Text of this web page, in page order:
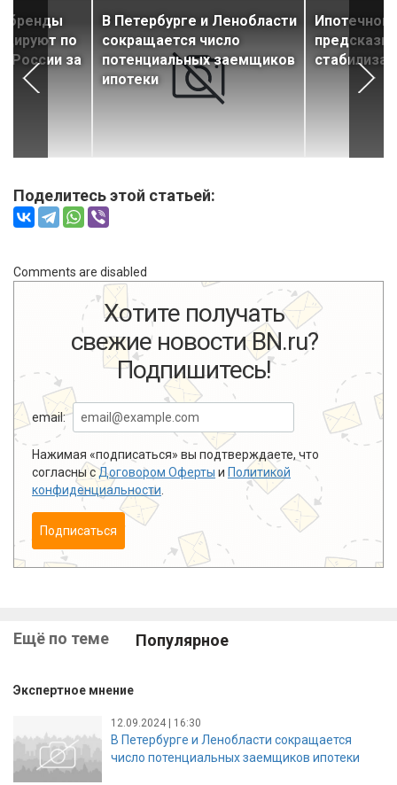
бренды
по
России за
В Петербурге и Ленобласти
сокращается число
потенциальных заемщиков
ипотеки
Поделитесь этой статьей:
Comments are disabled
Хотите получать
свежие новости BN.ru?
Подпишитесь!
email:
Нажимая «подписаться» вы подтверждаете, что
согласны сДоговором Оферты и Политикой
конфиденциальности
Подписаться
Ещё по теме Популярное
Экспертное мнение
12.09.2024 | 16:30
В Петербурге и Ленобласти сокращается
число потенциальных заемщиков ипотеки